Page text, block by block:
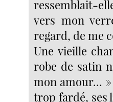
ressemblait-
vers mon
regard, de me
Une vieille
robe de satin
mon amour...
trop fardé, ses